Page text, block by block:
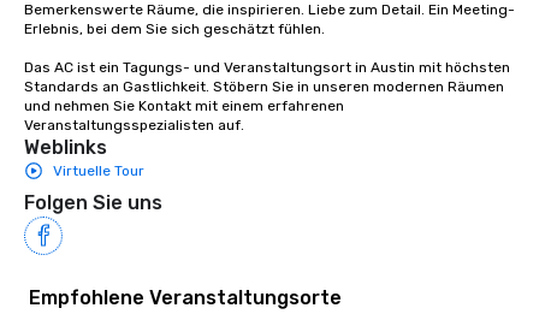
Bemerkenswerte Räume, die inspirieren. Liebe zum Detail. Ein Meeting-
Erlebnis, bei dem Sie sich geschätzt fühlen.
Das AC ist ein Tagungs- und Veranstaltungsort in Austin mit höchsten
Standards an Gastlichkeit. Stöbern Sie in unseren modernen Räumen
und nehmen Sie Kontakt mit einem erfahrenen
Veranstaltungsspezialisten auf.
Weblinks
Virtuelle Tour
Folgen Sie uns
Empfohlene Veranstaltungsorte